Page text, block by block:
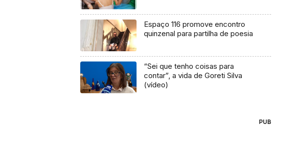
Espaço 116 promove encontro
quinzenal para partilha de poesia
“Sei que tenho coisas para
contar”, a vida de Goreti Silva
(vídeo)
PUB